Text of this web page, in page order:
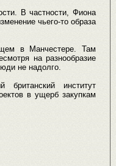
В частности, Фиона
чьего-то образа
в Манчестере. Там
на разнообразие
не надолго.
институт
в ущерб закупкам